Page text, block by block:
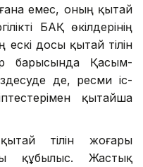
жылы
озық үлгісін
желісінде кең тарап
қытай тілін
бағалауға
қазақ-қытай
жоғары деңгейдегі
тереңдететін